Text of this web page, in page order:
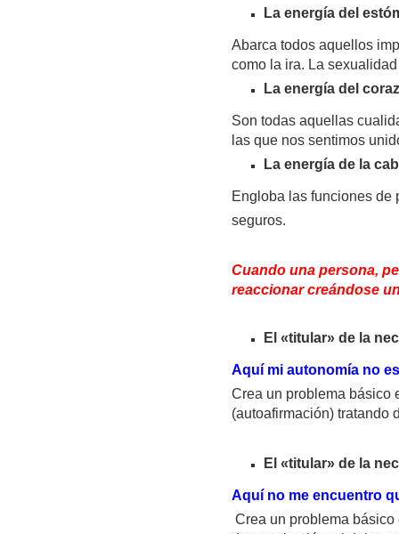
La energía del
Abarca todos aquellos
como la ira. La
La energía del
Son todas aquellas
las que nos sentimos
La energía de la
Engloba las funciones de
seguros.
Cuando una persona,
reaccionar creándose
El «titular» de la
Aquí mi autonomía no
Crea un problema básico
(autoafirmación) tratando
El «titular» de la
Aquí no me encuentro
Crea un problema